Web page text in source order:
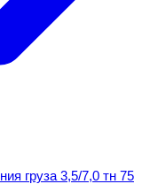
груза 3,5/7,0 тн 75 мм